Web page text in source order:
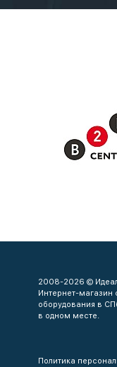
2008-2026 ©
Интернет-магазин
оборудования в
в одном месте.
Политика